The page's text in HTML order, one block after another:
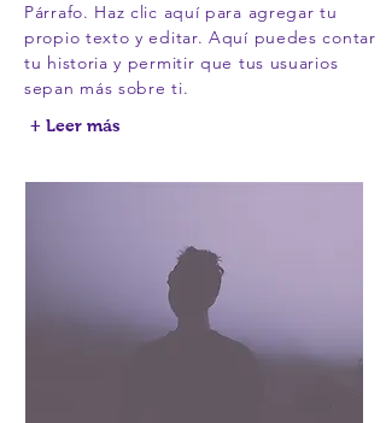
Párrafo. Haz clic aquí para agregar tu
propio texto y editar. Aquí puedes contar
tu historia y permitir que tus usuarios
sepan más sobre ti.
+ Leer más